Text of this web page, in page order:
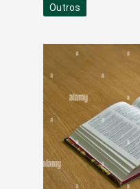
Outros